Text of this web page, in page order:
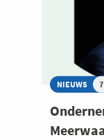
NIEUWS